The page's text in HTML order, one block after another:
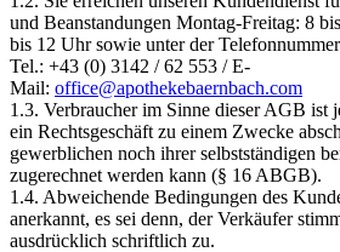
und Beanstandungen Montag-Freitag: 8
bis 12 Uhr sowie unter der
Tel.: +43 (0) 3142 / 62 553 / E-
Mail: moc.hcabnreabekehtopa@eciffo
1.3. Verbraucher im Sinne dieser AGB ist
ein Rechtsgeschäft zu einem Zwecke
gewerblichen noch ihrer selbstständigen
zugerechnet werden kann (§ 16 ABGB).
1.4. Abweichende Bedingungen des
anerkannt, es sei denn, der Verkäufer
ausdrücklich schriftlich zu.